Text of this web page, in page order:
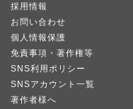
採用情報
お問い合わせ
個人情報保護
免責事項・著作権等
SNS利用ポリシー
SNSアカウント一覧
著作者様へ